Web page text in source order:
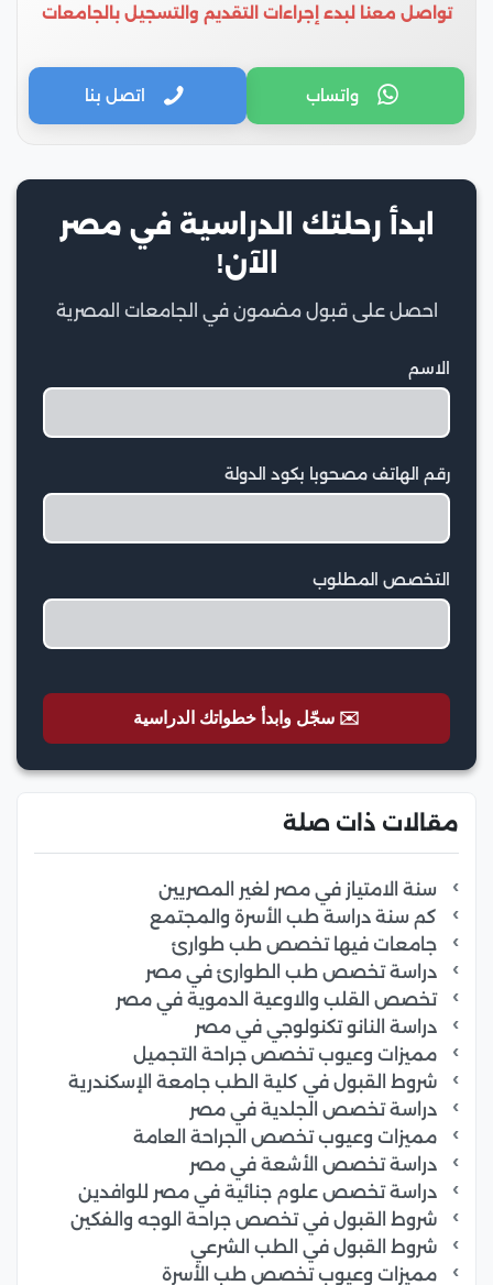
تواصل معنا لبدء إجراءات التقديم والتسجيل بالجامعات
واتساب اتصل بنا
ابدأ رحلتك الدراسية في مصر
الآن!
احصل على قبول مضمون في الجامعات المصرية
الاسم
رقم الهاتف مصحوبا بكود الدولة
التخصص المطلوب
✉️ سجّل وابدأ خطواتك الدراسية
مقالات ذات صلة
سنة الامتياز في مصر لغير المصريين
كم سنة دراسة طب الأسرة والمجتمع
جامعات فيها تخصص طب طوارئ
دراسة تخصص طب الطوارئ في مصر
تخصص القلب والاوعية الدموية في مصر
دراسة النانو تكنولوجي في مصر
مميزات وعيوب تخصص جراحة التجميل
شروط القبول في كلية الطب جامعة الإسكندرية
دراسة تخصص الجلدية في مصر
مميزات وعيوب تخصص الجراحة العامة
دراسة تخصص الأشعة في مصر
دراسة تخصص علوم جنائية في مصر للوافدين
شروط القبول في تخصص جراحة الوجه والفكين
شروط القبول في الطب الشرعي
مميزات وعيوب تخصص طب الأسرة